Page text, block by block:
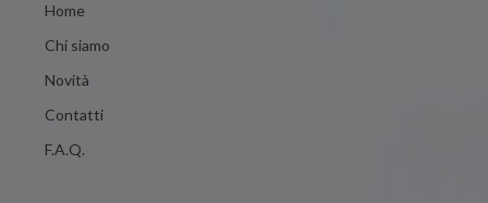
Home
Chi siamo
Novità
Contatti
F.A.Q.